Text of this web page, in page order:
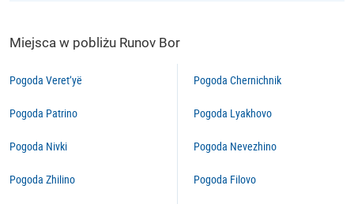
Miejsca w pobliżu Runov Bor
Pogoda Veret’yë
Pogoda Patrino
Pogoda Nivki
Pogoda Zhilino
Pogoda Chernichnik
Pogoda Lyakhovo
Pogoda Nevezhino
Pogoda Filovo